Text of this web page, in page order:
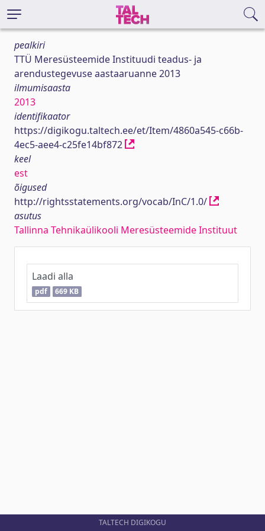
pealkiri
TTÜ Meresüsteemide Instituudi teadus- ja
arendustegevuse aastaaruanne 2013
ilmumisaasta
2013
identifikaator
https://digikogu.taltech.ee/et/Item/4860a545-c66b-
4ec5-aee4-c25fe14bf872
keel
est
õigused
http://rightsstatements.org/vocab/InC/1.0/
asutus
Tallinna Tehnikaülikooli Meresüsteemide Instituut
Laadi alla
pdf 669 KB
TALTECH DIGIKOGU